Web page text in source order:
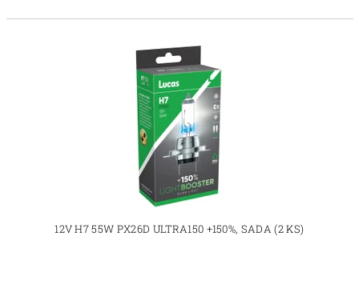
12V H7 55W PX26D ULTRA150 +150%, SADA (2 KS)